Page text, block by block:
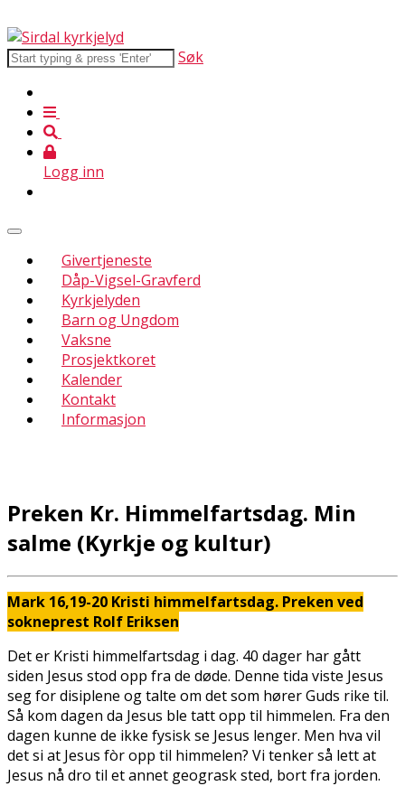
Søk
Logg inn
Givertjeneste
Dåp-Vigsel-Gravferd
Kyrkjelyden
Barn og Ungdom
Vaksne
Prosjektkoret
Kalender
Kontakt
Informasjon
Preken Kr. Himmelfartsdag. Min
salme (Kyrkje og kultur)
Mark 16,19-20 Kristi himmelfartsdag. Preken ved
sokneprest Rolf Eriksen
Det er Kristi himmelfartsdag i dag. 40 dager har gått
siden Jesus stod opp fra de døde. Denne tida viste Jesus
seg for disiplene og talte om det som hører Guds rike til.
Så kom dagen da Jesus ble tatt opp til himmelen. Fra den
dagen kunne de ikke fysisk se Jesus lenger. Men hva vil
det si at Jesus fòr opp til himmelen? Vi tenker så lett at
Jesus nå dro til et annet geografisk sted, bort fra jorden.